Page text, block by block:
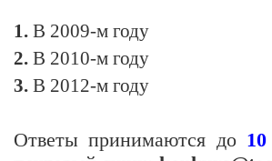
1. В 2009-м году
2. В 2010-м году
3. В 2012-м году
Ответы принимаются до